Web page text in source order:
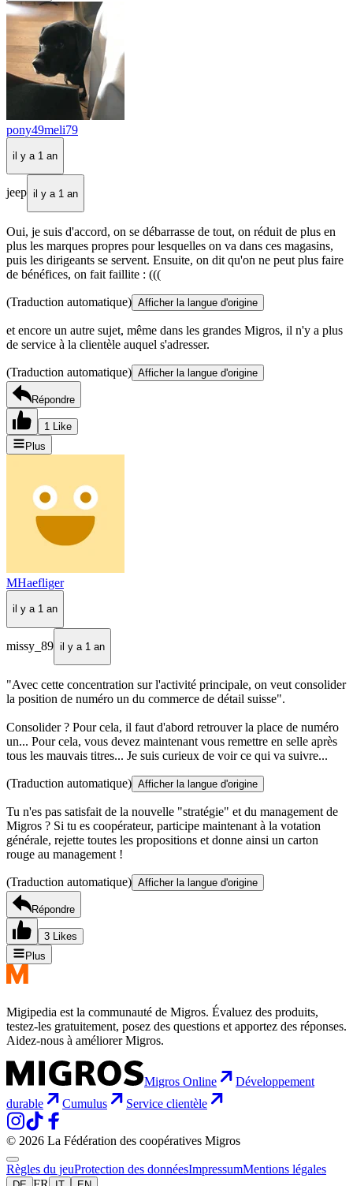
pony49meli79
il y a 1 an
jeep il y a 1 an
Oui, je suis d'accord, on se débarrasse de tout, on réduit de plus en
plus les marques propres pour lesquelles on va dans ces magasins,
puis les dirigeants se servent. Ensuite, on dit qu'on ne peut plus faire
de bénéfices, on fait faillite : (((
(Traduction automatique) Afficher la langue d'origine
et encore un autre sujet, même dans les grandes Migros, il n'y a plus
de service à la clientèle auquel s'adresser.
(Traduction automatique) Afficher la langue d'origine
Répondre
1 Like
Plus
MHaefliger
il y a 1 an
missy_89 il y a 1 an
"Avec cette concentration sur l'activité principale, on veut consolider
la position de numéro un du commerce de détail suisse".
Consolider ? Pour cela, il faut d'abord retrouver la place de numéro
un... Pour cela, vous devez maintenant vous remettre en selle après
tous les mauvais titres... Je suis curieux de voir ce qui va suivre...
(Traduction automatique) Afficher la langue d'origine
Tu n'es pas satisfait de la nouvelle "stratégie" et du management de
Migros ? Si tu es coopérateur, participe maintenant à la votation
générale, rejette toutes les propositions et donne ainsi un carton
rouge au management !
(Traduction automatique) Afficher la langue d'origine
Répondre
3 Likes
Plus
Migipedia est la communauté de Migros. Évaluez des produits,
testez-les gratuitement, posez des questions et apportez des réponses.
Aidez-nous à améliorer Migros.
Migros Online
Développement
durable
Cumulus Service clientèle
© 2026 La Fédération des coopératives Migros
Règles du jeuProtection des donnéesImpressumMentions légales